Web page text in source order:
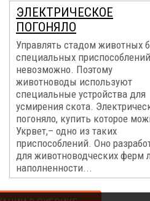
ЭЛЕКТРИЧЕСКОЕ
ПОГОНЯЛО
Управлять стадом животных
специальных приспособлений
невозможно. Поэтому
животноводы используют
специальные устройства для
усмирения скота.
погоняло, купить которое
Укрвет,– одно из таких
приспособлений. Оно
для животноводческих ферм
наполненности...